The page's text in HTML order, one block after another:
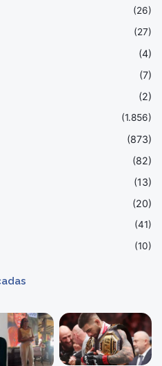
(26)
(27)
(4)
(7)
(2)
(1.856)
(873)
(82)
(13)
(20)
(41)
(10)